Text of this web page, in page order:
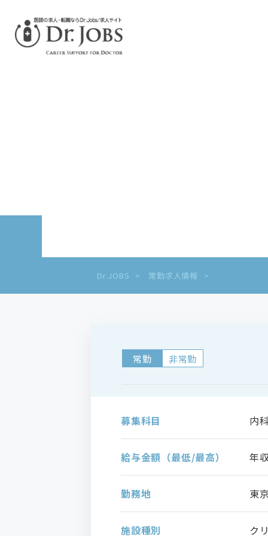
Dr.JOBS 常勤求人情報
常勤 非常勤
募集科目 内
給与金額（最低/最高） 年
勤務地 東
施設種別 ク